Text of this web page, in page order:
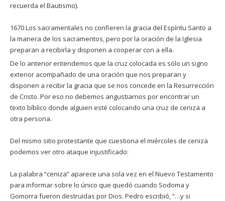
recuerda el Bautismo).
1670 Los sacramentales no confieren la gracia del Espíritu Santo a
la manera de los sacramentos, pero por la oración de la Iglesia
preparan a recibirla y disponen a cooperar con a ella.
De lo anterior entendemos que la cruz colocada es sólo un signo
exterior acompañado de una oración que nos preparan y
disponen a recibir la gracia que se nos concede en la Resurrección
de Cristo. Por eso no debemos angustiarnos por encontrar un
texto bíblico donde alguien esté colocando una cruz de ceniza a
otra persona.
Del mismo sitio protestante que cuestiona el miércoles de ceniza
podemos ver otro ataque injustificado:
La palabra “ceniza” aparece una sola vez en el Nuevo Testamento
para informar sobre lo único que quedó cuando Sodoma y
Gomorra fueron destruidas por Dios. Pedro escribió, “…y si